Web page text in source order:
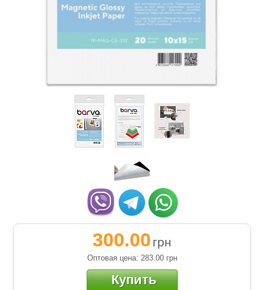
300.00 грн
Оптовая цена: 283.00 грн
Купить